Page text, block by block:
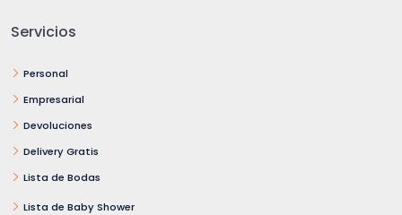
Servicios
Personal
Empresarial
Devoluciones
Delivery Gratis
Lista de Bodas
Lista de Baby Shower